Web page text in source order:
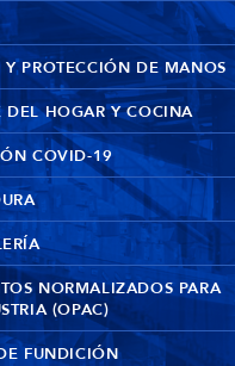
Y PROTECCIÓN DE MANOS
DEL HOGAR Y COCINA
COVID-19
NORMALIZADOS PARA
(OPAC)
FUNDICIÓN